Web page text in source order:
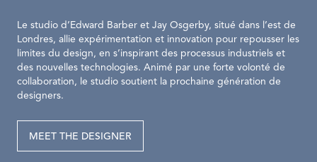
Le studio d’Edward Barber et Jay Osgerby, situé dans l’est de
Londres, allie expérimentation et innovation pour repousser les
limites du design, en s’inspirant des processus industriels et
des nouvelles technologies. Animé par une forte volonté de
collaboration, le studio soutient la prochaine génération de
designers.
MEET THE DESIGNER